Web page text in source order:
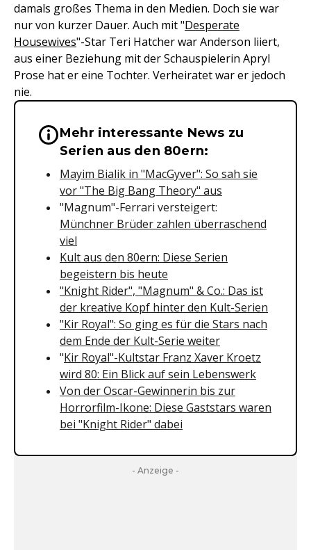
damals großes Thema in den Medien. Doch sie war
nur von kurzer Dauer. Auch mit "Desperate
Housewives"-Star Teri Hatcher war Anderson liiert,
aus einer Beziehung mit der Schauspielerin Apryl
Prose hat er eine Tochter. Verheiratet war er jedoch
nie.
Wichtige Hinweise &
Mehr interessante News zu
Serien aus den 80ern:
Mayim Bialik in "MacGyver": So sah sie
vor "The Big Bang Theory" aus
"Magnum"-Ferrari versteigert:
Münchner Brüder zahlen überraschend
viel
Kult aus den 80ern: Diese Serien
begeistern bis heute
"Knight Rider", "Magnum" & Co.: Das ist
der kreative Kopf hinter den Kult-Serien
"Kir Royal": So ging es für die Stars nach
dem Ende der Kult-Serie weiter
"Kir Royal"-Kultstar Franz Xaver Kroetz
wird 80: Ein Blick auf sein Lebenswerk
Von der Oscar-Gewinnerin bis zur
Horrorfilm-Ikone: Diese Gaststars waren
bei "Knight Rider" dabei
- Anzeige -